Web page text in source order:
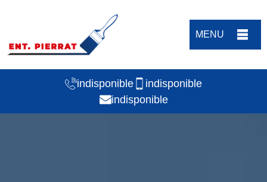
MENU
indisponible
indisponible
indisponible